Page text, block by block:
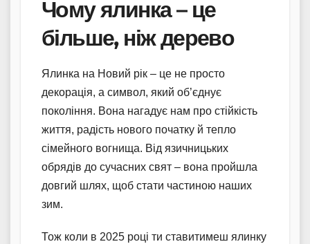
Чому ялинка – це
більше, ніж дерево
Ялинка на Новий рік – це не просто
декорація, а символ, який об’єднує
покоління. Вона нагадує нам про стійкість
життя, радість нового початку й тепло
сімейного вогнища. Від язичницьких
обрядів до сучасних свят – вона пройшла
довгий шлях, щоб стати частиною наших
зим.
Тож коли в 2025 році ти ставитимеш ялинку